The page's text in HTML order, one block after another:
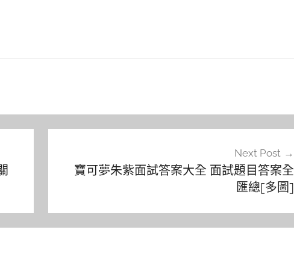
Next Post
寶可夢朱紫面試答案大全 面試題目答案全
匯總[多圖]